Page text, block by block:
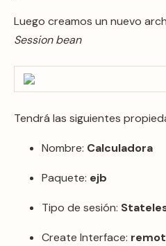
Luego creamos un nuevo
Session bean
Tendrá las siguientes
Nombre: Calculadora
Paquete: ejb
Tipo de sesión:
Create Interface: